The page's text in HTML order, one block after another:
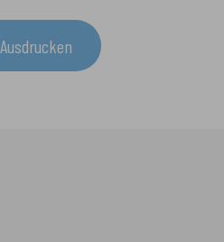
Ausdrucken